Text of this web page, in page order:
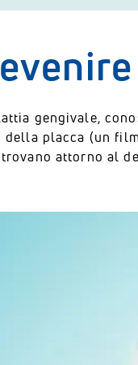
gengivale,
della placca (un
attorno al